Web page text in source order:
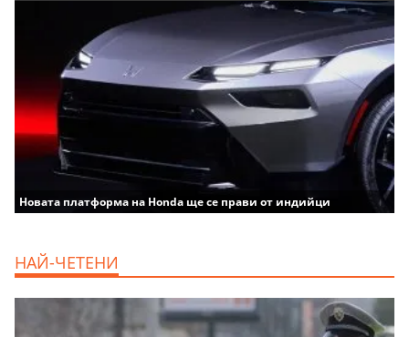
Новата платформа на Honda ще се прави от индийци
НАЙ-ЧЕТЕНИ